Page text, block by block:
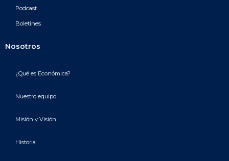
Podcast
Boletines
Nosotros
¿Qué es Económica?
Nuestro equipo
Misión y Visión
Historia